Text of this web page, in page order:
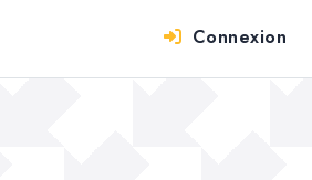
Connexion